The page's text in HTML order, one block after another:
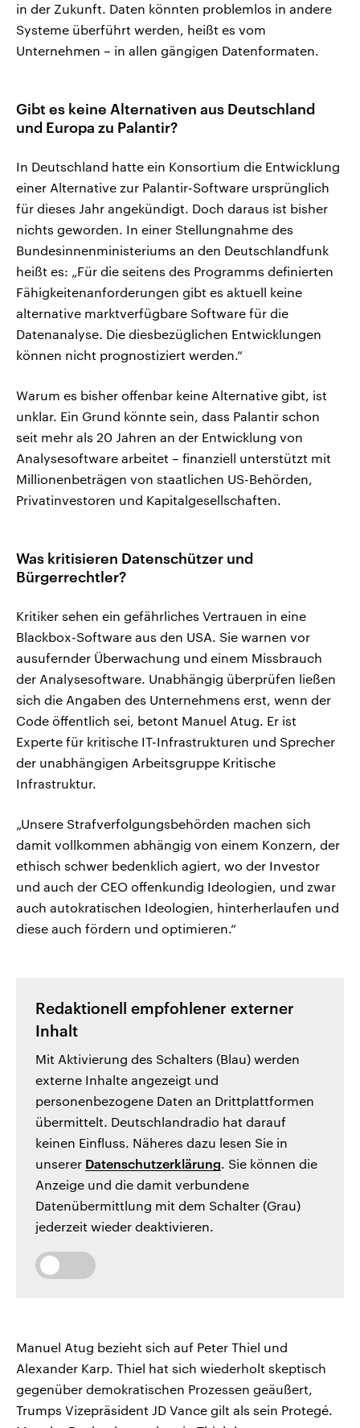
in der Zukunft. Daten könnten problemlos in andere
Systeme überführt werden, heißt es vom
Unternehmen – in allen gängigen Datenformaten.
Gibt es keine Alternativen aus Deutschland
und Europa zu Palantir?
In Deutschland hatte ein Konsortium die Entwicklung
einer Alternative zur Palantir-Software ursprünglich
für dieses Jahr angekündigt. Doch daraus ist bisher
nichts geworden. In einer Stellungnahme des
Bundesinnenministeriums an den Deutschlandfunk
heißt es: „Für die seitens des Programms definierten
Fähigkeitenanforderungen gibt es aktuell keine
alternative marktverfügbare Software für die
Datenanalyse. Die diesbezüglichen Entwicklungen
können nicht prognostiziert werden.“
Warum es bisher offenbar keine Alternative gibt, ist
unklar. Ein Grund könnte sein, dass Palantir schon
seit mehr als 20 Jahren an der Entwicklung von
Analysesoftware arbeitet – finanziell unterstützt mit
Millionenbeträgen von staatlichen US-Behörden,
Privatinvestoren und Kapitalgesellschaften.
Was kritisieren Datenschützer und
Bürgerrechtler?
Kritiker sehen ein gefährliches Vertrauen in eine
Blackbox-Software aus den USA. Sie warnen vor
ausufernder Überwachung und einem Missbrauch
der Analysesoftware. Unabhängig überprüfen ließen
sich die Angaben des Unternehmens erst, wenn der
Code öffentlich sei, betont Manuel Atug. Er ist
Experte für kritische IT-Infrastrukturen und Sprecher
der unabhängigen Arbeitsgruppe Kritische
Infrastruktur.
„Unsere Strafverfolgungsbehörden machen sich
damit vollkommen abhängig von einem Konzern, der
ethisch schwer bedenklich agiert, wo der Investor
und auch der CEO offenkundig Ideologien, und zwar
auch autokratischen Ideologien, hinterherlaufen und
diese auch fördern und optimieren.“
Redaktionell empfohlener externer
Inhalt
Mit Aktivierung des Schalters (Blau) werden
externe Inhalte angezeigt und
personenbezogene Daten an Drittplattformen
übermittelt. Deutschlandradio hat darauf
keinen Einfluss. Näheres dazu lesen Sie in
unserer Datenschutzerklärung. Sie können die
Anzeige und die damit verbundene
Datenübermittlung mit dem Schalter (Grau)
jederzeit wieder deaktivieren.
Manuel Atug bezieht sich auf Peter Thiel und
Alexander Karp. Thiel hat sich wiederholt skeptisch
gegenüber demokratischen Prozessen geäußert,
Trumps Vizepräsident JD Vance gilt als sein Protegé.